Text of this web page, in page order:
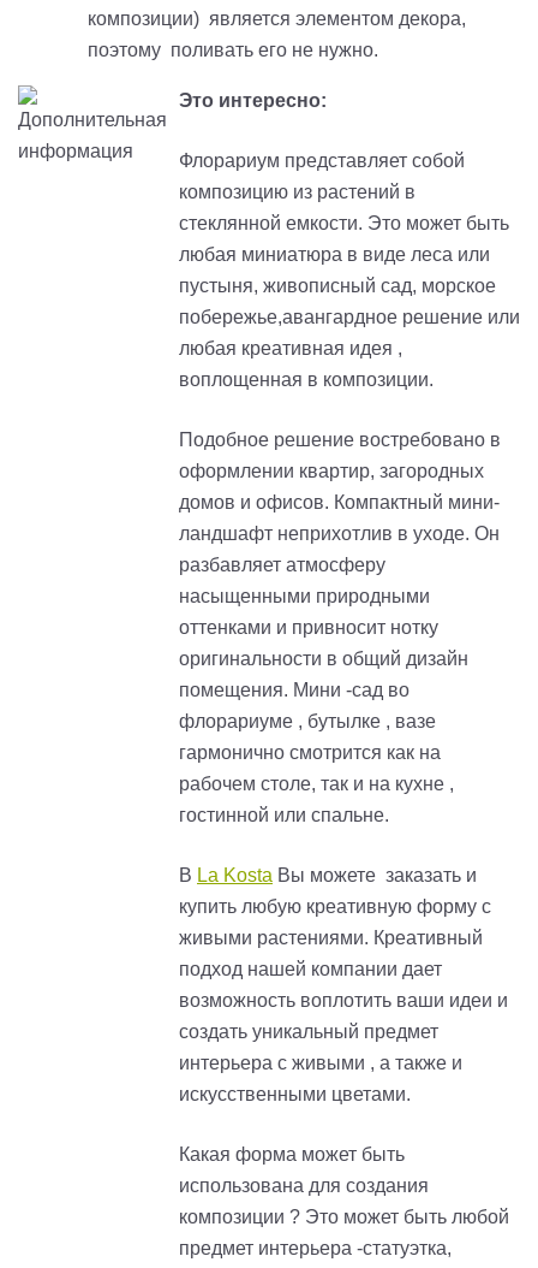
композиции) является элементом декора,
поэтому поливать его не нужно.
Это интересно:
Флорариум представляет собой
композицию из растений в
стеклянной емкости. Это может быть
любая миниатюра в виде леса или
пустыня, живописный сад, морское
побережье,авангардное решение или
любая креативная идея ,
воплощенная в композиции.
Подобное решение востребовано в
оформлении квартир, загородных
домов и офисов. Компактный мини-
ландшафт неприхотлив в уходе. Он
разбавляет атмосферу
насыщенными природными
оттенками и привносит нотку
оригинальности в общий дизайн
помещения. Мини -сад во
флорариуме , бутылке , вазе
гармонично смотрится как на
рабочем столе, так и на кухне ,
гостинной или спальне.
В La Kosta Вы можете заказать и
купить любую креативную форму с
живыми растениями. Креативный
подход нашей компании дает
возможность воплотить ваши идеи и
создать уникальный предмет
интерьера с живыми , а также и
искусственными цветами.
Какая форма может быть
использована для создания
композиции ? Это может быть любой
предмет интерьера -статуэтка,